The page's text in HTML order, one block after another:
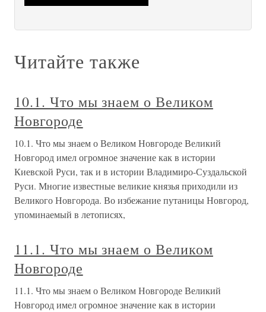
Читайте также
10.1. Что мы знаем о Великом
Новгороде
10.1. Что мы знаем о Великом Новгороде Великий
Новгород имел огромное значение как в истории
Киевской Руси, так и в истории Владимиро-Суздальской
Руси. Многие известные великие князья приходили из
Великого Новгорода. Во избежание путаницы Новгород,
упоминаемый в летописях,
11.1. Что мы знаем о Великом
Новгороде
11.1. Что мы знаем о Великом Новгороде Великий
Новгород имел огромное значение как в истории